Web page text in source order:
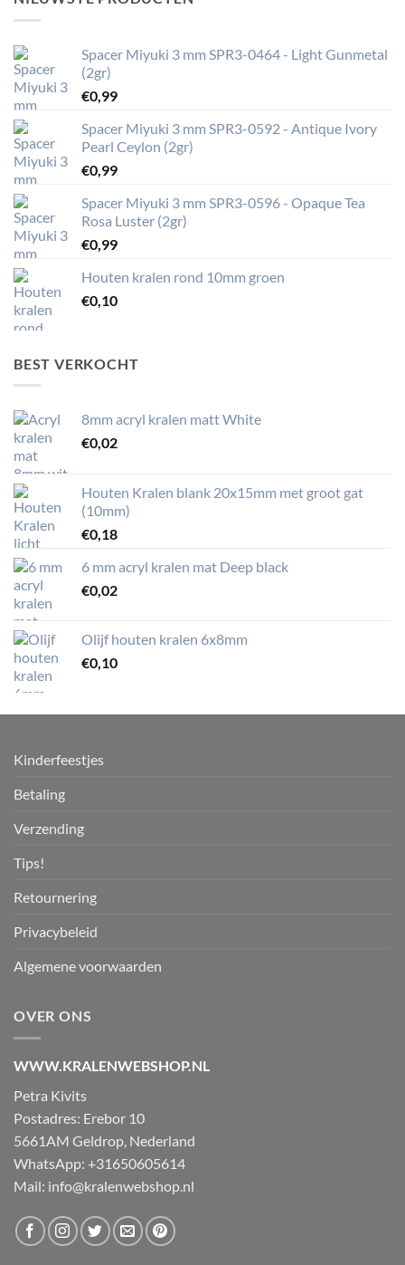
Spacer Miyuki 3 mm SPR3-0464 - Light Gunmetal
(2gr)
€0,99
Spacer Miyuki 3 mm SPR3-0592 - Antique Ivory
Pearl Ceylon (2gr)
€0,99
Spacer Miyuki 3 mm SPR3-0596 - Opaque Tea
Rosa Luster (2gr)
€0,99
Houten kralen rond 10mm groen
€0,10
BEST VERKOCHT
8mm acryl kralen matt White
€0,02
Houten Kralen blank 20x15mm met groot gat
(10mm)
€0,18
6 mm acryl kralen mat Deep black
€0,02
Olijf houten kralen 6x8mm
€0,10
Kinderfeestjes
Betaling
Verzending
Tips!
Retournering
Privacybeleid
Algemene voorwaarden
OVER ONS
WWW.KRALENWEBSHOP.NL
Petra Kivits
Postadres: Erebor 10
5661AM Geldrop, Nederland
WhatsApp: +31650605614
Mail: info@kralenwebshop.nl